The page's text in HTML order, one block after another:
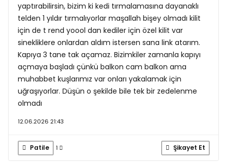
yaptırabilirsin, bizim ki kedi tırmalamasına dayanaklı
telden 1 yıldır tırmalıyorlar maşallah bişey olmadı kilit
için de t rend yoool dan kediler için özel kilit var
sinekliklere onlardan aldım istersen sana link atarım.
Kapıya 3 tane tak açamaz. Bizimkiler zamanla kapıyı
açmaya başladı çünkü balkon cam balkon ama
muhabbet kuşlarımız var onları yakalamak için
uğraşıyorlar. Düşün o şekilde bile tek bir zedelenme
olmadı
12.06.2026 21:43
Patile 1 Şikayet Et